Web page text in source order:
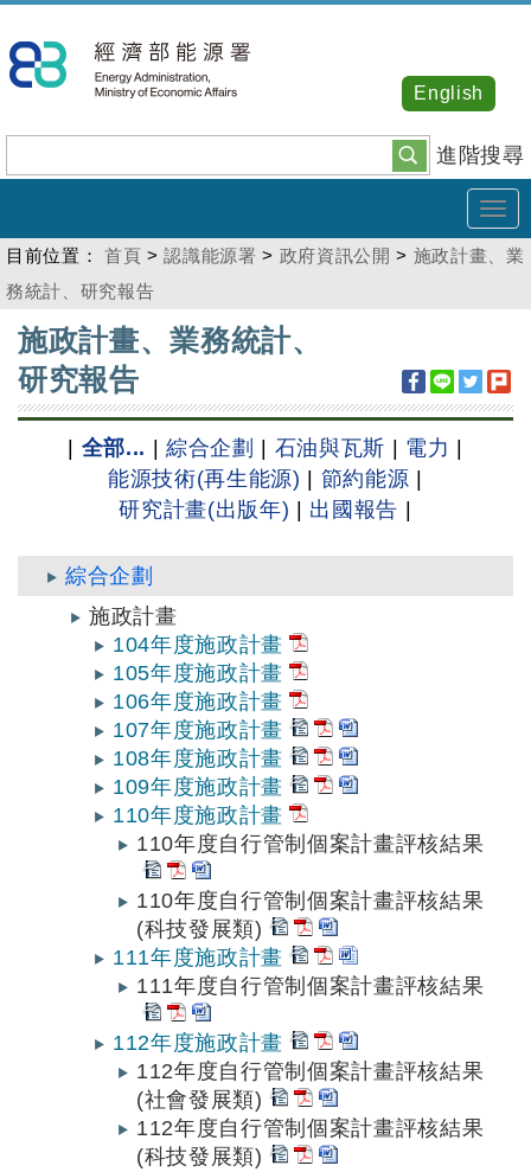
到
主
內
容
進階搜尋
English
目前位置： 首頁 >認識能源署 > 政府資訊公開 > 施政計畫、業
務統計、研究報告
:::
施政計畫、業務統計、
研究報告
全部... 綜合企劃 石油與瓦斯 電力
能源技術(再生能源)
節約能源
研究計畫(出版年)
出國報告
綜合企劃
施政計畫
104年度施政計畫
105年度施政計畫
106年度施政計畫
107年度施政計畫
108年度施政計畫
109年度施政計畫
110年度施政計畫
110年度自行管制個案計畫評核結果
110年度自行管制個案計畫評核結果
(科技發展類)
111年度施政計畫
111年度自行管制個案計畫評核結果
112年度施政計畫
112年度自行管制個案計畫評核結果
(社會發展類)
112年度自行管制個案計畫評核結果
(科技發展類)